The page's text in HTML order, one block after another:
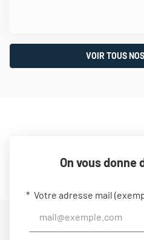
VOIR TOUS
On vous donne
Votre adresse mail (